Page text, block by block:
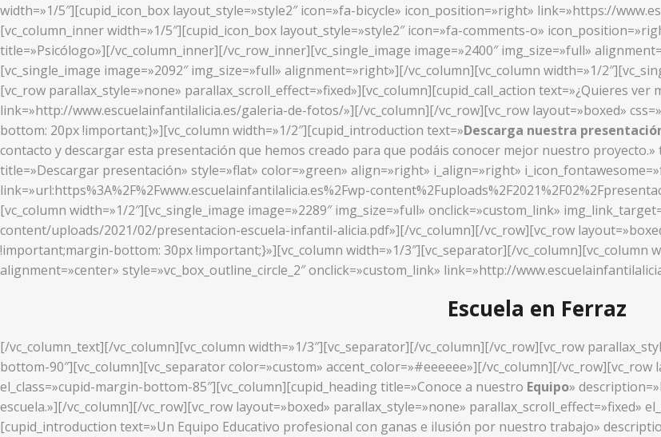
width=»1/5″][cupid_icon_box layout_style=»style2″ icon=»fa-bicycle» icon_position=»right» link=»https://
[vc_column_inner width=»1/5″][cupid_icon_box layout_style=»style2″ icon=»fa-comments-o»
title=»Psicólogo»][/vc_column_inner][/vc_row_inner][vc_single_image image=»2400″ img_size=»full»
[vc_single_image image=»2092″ img_size=»full» alignment=»right»][/vc_column][vc_column width=»1/
[vc_row parallax_style=»none» parallax_scroll_effect=»fixed»][vc_column][cupid_call_action text=»¿Quieres ver
link=»http://www.escuelainfantilalicia.es/galeria-de-fotos/»][/vc_column][/vc_row][vc_row layout=»boxed»
bottom: 20px !important;}»][vc_column width=»1/2″][cupid_introduction text=»Descarga nuestra
contacto y descargar esta presentación que hemos creado para que podáis conocer mejor nuestro
title=»Descargar presentación» style=»flat» color=»green» align=»right» i_align=»right»
link=»url:https%3A%2F%2Fwww.escuelainfantilalicia.es%2Fwp-
[vc_column width=»1/2″][vc_single_image image=»2289″ img_size=»full» onclick=»custom_link»
content/uploads/2021/02/presentacion-escuela-infantil-alicia.pdf»][/vc_column][/vc_row][vc_row
!important;margin-bottom: 30px !important;}»][vc_column width=»1/3″][vc_separator][/vc_column][vc_column
alignment=»center» style=»vc_box_outline_circle_2″ onclick=»custom_link» link=»http://
Escuela en Ferraz
[/vc_column_text][/vc_column][vc_column width=»1/3″][vc_separator][/vc_column][/vc_row][vc_row
bottom-90″][vc_column][vc_separator color=»custom» accent_color=»#eeeeee»][/vc_column][/
el_class=»cupid-margin-bottom-85″][vc_column][cupid_heading title=»Conoce a nuestro Equipo»
escuela.»][/vc_column][/vc_row][vc_row layout=»boxed» parallax_style=»none» parallax_scroll_effect=»fixed»
[cupid_introduction text=»Un Equipo Educativo profesional con ganas e ilusión por nuestro trabajo»